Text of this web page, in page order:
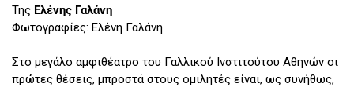
Της Ελένης Γαλάνη
Φωτογραφίες: Ελένη Γαλάνη
Στο μεγάλο αμφιθέατρο του Γαλλικού Ινστιτούτου Αθηνών οι
πρώτες θέσεις, μπροστά στους ομιλητές είναι, ως συνήθως,